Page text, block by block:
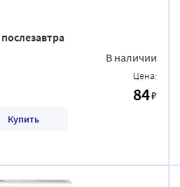
послезавтра
В наличии
Цена:
84₽
Купить